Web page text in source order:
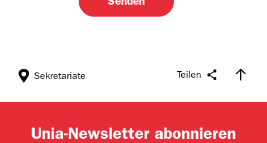
Teilen
Sekretariate
Unia-Newsletter abonnieren